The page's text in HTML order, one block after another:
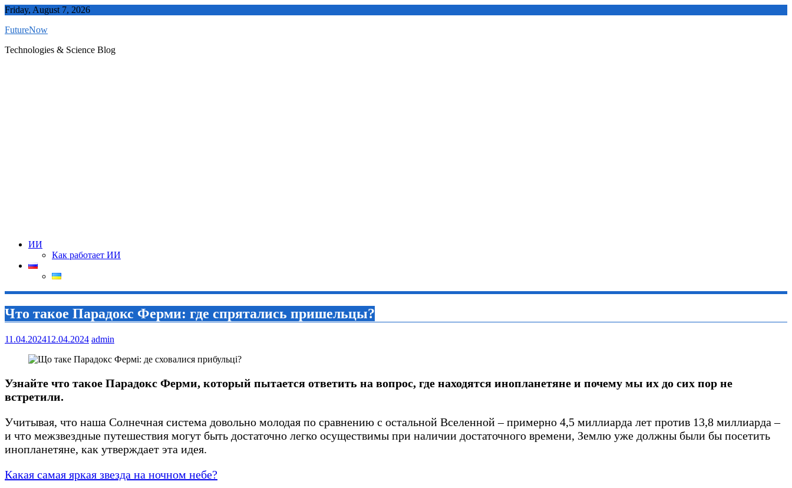
Skip
content
Friday, August 7, 2026
FutureNow
Technologies & Science Blog
ИИ
Как работает ИИ
Что такое Парадокс Ферми: где спрятались пришельцы?
11.04.202412.04.2024 admin
Узнайте что такое Парадокс Ферми, который пытается ответить на вопрос, где находятся инопланетяне и почему мы их до сих пор не
встретили.
Учитывая, что наша Солнечная система довольно молодая по сравнению с остальной Вселенной – примерно 4,5 миллиарда лет против 13,8 миллиарда –
и что межзвездные путешествия могут быть достаточно легко осуществимы при наличии достаточного времени, Землю уже должны были бы посетить
инопланетяне, как утверждает эта идея.
Какая самая яркая звезда на ночном небе?